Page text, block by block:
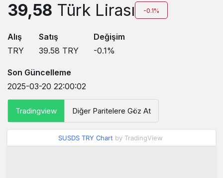
39,58 Türk Lirası -0.1%
Alış
TRY
Satış
39.58 TRY
Değişim
-0.1%
Son Güncelleme
2025-03-20 22:00:02
Tradingview Diğer Paritelere Göz At
SUSDS TRY Chart by TradingView